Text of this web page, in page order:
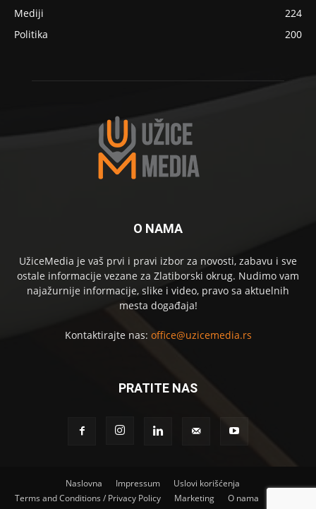
Mediji
224
Politika
200
O NAMA
UžiceMedia je vaš prvi i pravi izbor za novosti, zabavu i sve
ostale informacije vezane za Zlatiborski okrug. Nudimo vam
najažurnije informacije, slike i video, pravo sa aktuelnih
mesta događaja!
Kontaktirajte nas: office@uzicemedia.rs
PRATITE NAS
Naslovna Impressum
Uslovi korišćenja
Terms and Conditions / Privacy Policy
Marketing O nama